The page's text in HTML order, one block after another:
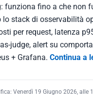
funziona fino a che non
lo stack di osservabilità
per request, latenza
judge, alert su
+ Grafana. Continua a
Venerdì 19 Giugno 2026, alle